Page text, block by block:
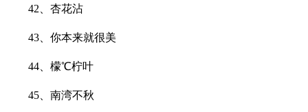
42、杏花沾
43、你本来就很美
44、檬℃柠叶
45、南湾不秋